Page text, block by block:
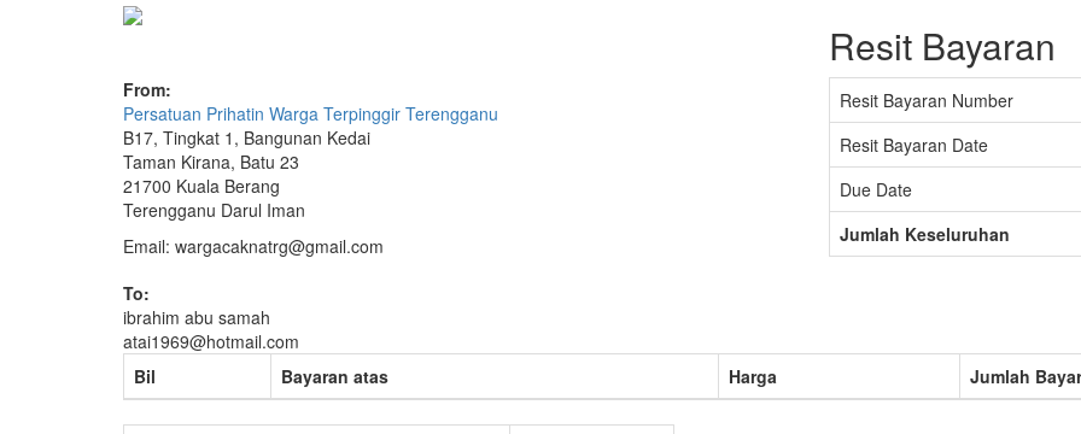
Resit Bayaran
From:
Persatuan Prihatin Warga Terpinggir Terengganu
B17, Tingkat 1, Bangunan Kedai
Taman Kirana, Batu 23
21700 Kuala Berang
Terengganu Darul Iman
Email: wargacaknatrg@gmail.com
Resit Bayaran Number
Resit Bayaran Date
Due Date
Jumlah Keseluruhan
To:
ibrahim abu samah
atai1969@hotmail.com
Bil
Bayaran atas Harga Jumlah